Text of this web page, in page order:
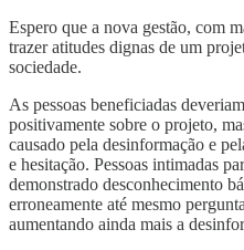
Espero que a nova gestão, com
trazer atitudes dignas de um
sociedade.
As pessoas beneficiadas
positivamente sobre o projeto,
causado pela desinformação e
e hesitação. Pessoas intimadas
demonstrado desconhecimento
erroneamente até mesmo
aumentando ainda mais a